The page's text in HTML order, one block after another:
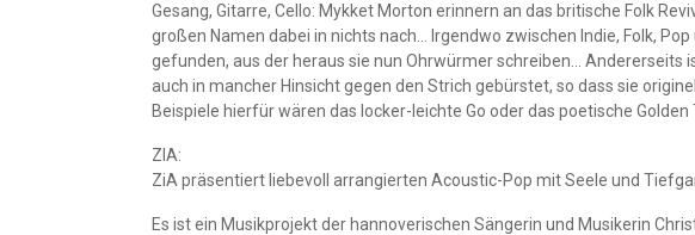
Gesang, Gitarre, Cello: Mykket Morton erinnern an das britische Folk
großen Namen dabei in nichts nach… Irgendwo zwischen Indie, Folk, Pop
gefunden, aus der heraus sie nun Ohrwürmer schreiben… Andererseits
auch in mancher Hinsicht gegen den Strich gebürstet, so dass sie
Beispiele hierfür wären das locker-leichte Go oder das poetische Golden
ZIA:
ZiA präsentiert liebevoll arrangierten Acoustic-Pop mit Seele und
Es ist ein Musikprojekt der hannoverischen Sängerin und Musikerin